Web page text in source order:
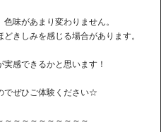
味があまり変わりません。
きしみを感じる場合があります。
感できるかと思います！
でぜひご体験ください☆
～～～～～～～～～～